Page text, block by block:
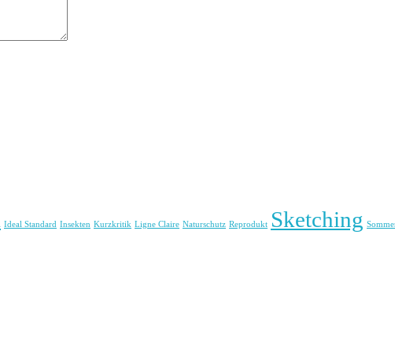
Ideal Standard Insekten Kurzkritik Ligne Claire Naturschutz Reprodukt Sketching